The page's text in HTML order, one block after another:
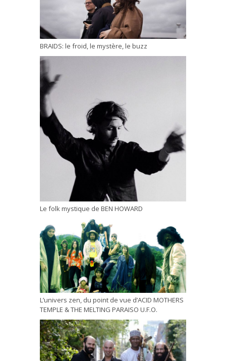
BRAIDS: le froid, le mystère, le buzz
Le folk mystique de BEN HOWARD
L’univers zen, du point de vue d’ACID MOTHERS
TEMPLE & THE MELTING PARAISO U.F.O.